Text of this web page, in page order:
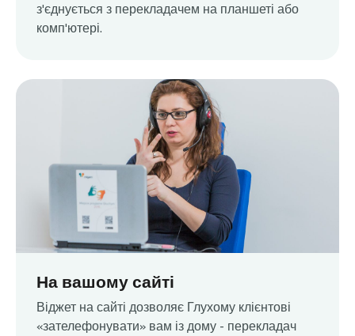
з'єднується з перекладачем на планшеті або
комп'ютері.
На вашому сайті
Віджет на сайті дозволяє Глухому клієнтові
«зателефонувати» вам із дому - перекладач